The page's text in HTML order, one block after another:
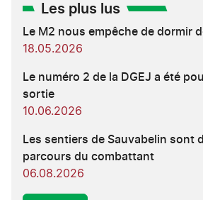
Les plus lus
Le M2 nous empêche de dormir
18.05.2026
Le numéro 2 de la DGEJ a été
sortie
10.06.2026
Les sentiers de Sauvabelin sont
parcours du combattant
06.08.2026